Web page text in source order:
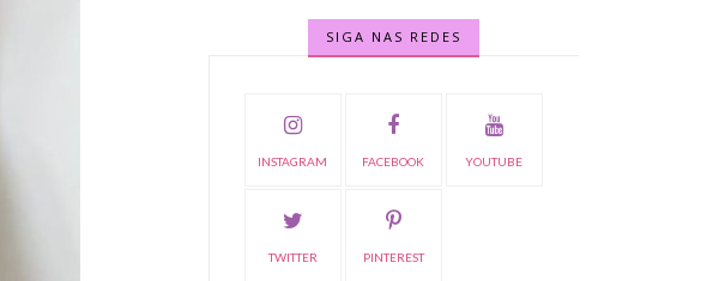
SIGA NAS REDES
INSTAGRAM FACEBOOK YOUTUBE
TWITTER PINTEREST